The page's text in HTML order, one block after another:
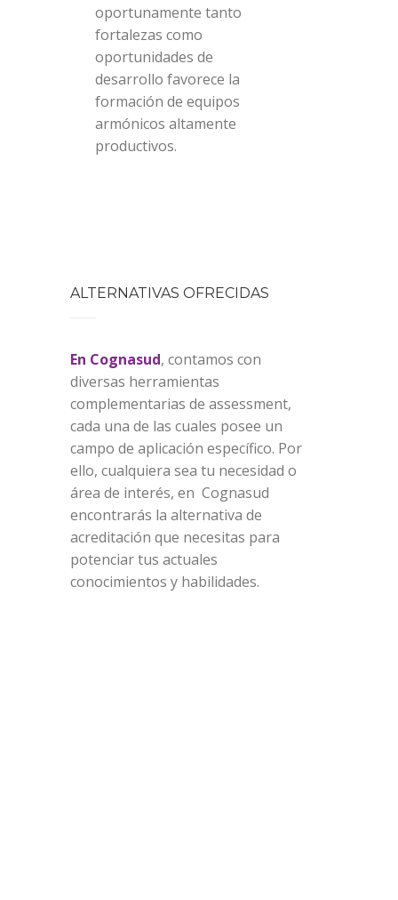
oportunamente tanto
fortalezas como
oportunidades de
desarrollo favorece la
formación de equipos
armónicos altamente
productivos.
ALTERNATIVAS OFRECIDAS
En Cognasud, contamos con
diversas herramientas
complementarias de assessment,
cada una de las cuales posee un
campo de aplicación específico. Por
ello, cualquiera sea tu necesidad o
área de interés, en Cognasud
encontrarás la alternativa de
acreditación que necesitas para
potenciar tus actuales
conocimientos y habilidades.